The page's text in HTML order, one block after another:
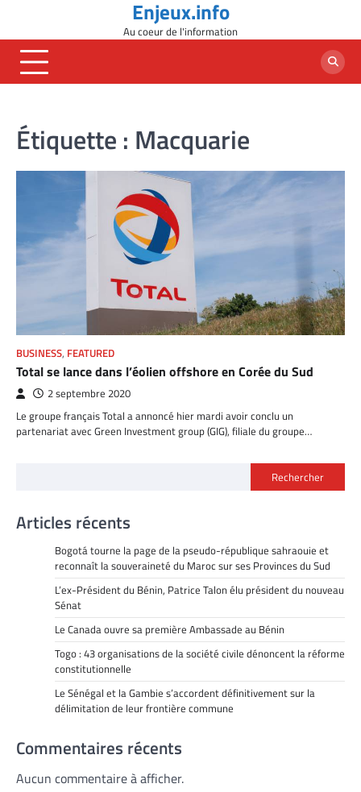
content
Enjeux.info
Au coeur de l'information
Étiquette : Macquarie
BUSINESS, FEATURED
Total se lance dans l’éolien offshore en Corée du Sud
2 septembre 2020
Le groupe français Total a annoncé hier mardi avoir conclu un
partenariat avec Green Investment group (GIG), filiale du groupe…
Rechercher
Articles récents
Bogotá tourne la page de la pseudo-république sahraouie et
reconnaît la souveraineté du Maroc sur ses Provinces du Sud
L’ex-Président du Bénin, Patrice Talon élu président du nouveau
Sénat
Le Canada ouvre sa première Ambassade au Bénin
Togo : 43 organisations de la société civile dénoncent la réforme
constitutionnelle
Le Sénégal et la Gambie s’accordent définitivement sur la
délimitation de leur frontière commune
Commentaires récents
Aucun commentaire à afficher.